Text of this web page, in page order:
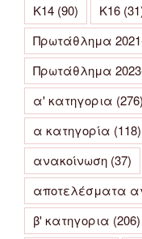
Κ14 (90) Κ16
Πρωτάθλημα
Πρωτάθλημα
α' κατηγορια (276)
α κατηγορία (118)
ανακοίνωση (37)
αποτελέσματα
β' κατηγορια (206)